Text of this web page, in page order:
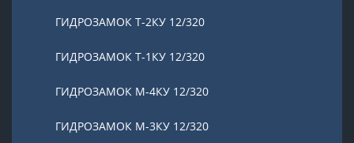
ГИДРОЗАМОК Т-2КУ 12/320
ГИДРОЗАМОК Т-1КУ 12/320
ГИДРОЗАМОК М-4КУ 12/320
ГИДРОЗАМОК М-3КУ 12/320